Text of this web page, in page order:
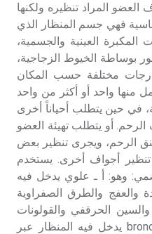
العضو المراد تنظيره ولكنها
فهي جسم المنظار الذي
العينية والجسمية،
بوساطة الخيوط الزجاجية،
مختلفة حسب المكان
منها واحد أو أكثر من واحد
في حين يتطلب أحياناً أخرى
أو يتطلب تهيئة العضو
الرحم، ويجرى تنظير بعض
أجواف أخرى. يستخدم
وهو: أ ـ علوي يدخل فيه
والعفج والطرق الصفراوية
الحرقفي والقولونات
والقسم الأخير من الأمعاء الدقيقة. ـ تنظير القصبات: bronchoscopy يدخل فيه المنظار عبر